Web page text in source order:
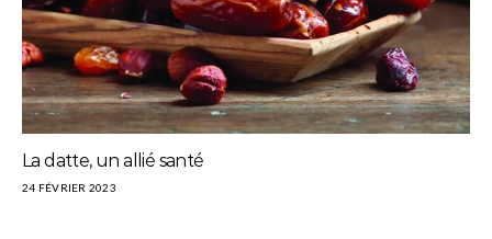
La datte, un allié santé
24 FÉVRIER 2023